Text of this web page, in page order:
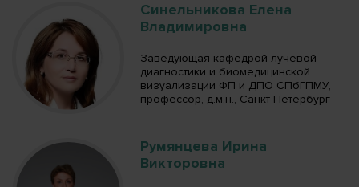
Синельникова Елена
Владимировна
Заведующая кафедрой лучевой
диагностики и биомедицинской
визуализации ФП и ДПО СПбГПМУ,
профессор, д.м.н., Санкт-Петербург
Румянцева Ирина
Викторовна